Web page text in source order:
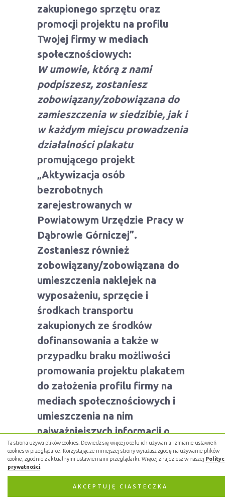
Ta strona używa plików cookies. Dowiedz się więcej o celu ich używania i zmianie ustawień
cookies w przeglądarce. Korzystając ze niniejszej strony wyrażasz zgodę na używanie plików
cookie, zgodnie z aktualnymi ustawieniami przeglądarki. Więcej znajdziesz w naszej
prywatności
AKCEPTUJĘ CIASTECZKA
zakupionego sprzętu oraz
promocji projektu na profilu
Twojej firmy w mediach
społecznościowych:
W umowie, którą z nami
podpiszesz, zostaniesz
zobowiązany/zobowiązana do
zamieszczenia w siedzibie, jak i
w każdym miejscu prowadzenia
działalności plakatu
promującego projekt
„Aktywizacja osób
bezrobotnych
zarejestrowanych w
Powiatowym Urzędzie Pracy w
Dąbrowie Górniczej”.
Zostaniesz również
zobowiązany/zobowiązana do
umieszczenia naklejek na
wyposażeniu, sprzęcie i
środkach transportu
zakupionych ze środków
dofinansowania a także w
przypadku braku możliwości
promowania projektu plakatem
do założenia profilu firmy na
mediach społecznościowych i
umieszczenia na nim
najważniejszych informacji o
projekcie. O szczegółach
poinformujemy Cię na etapie
podpisywania umowy.
Pozostałe informacje: